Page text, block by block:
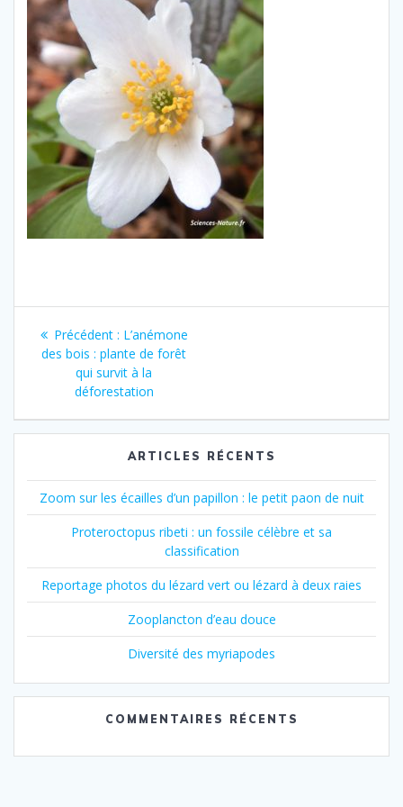
Navigation
de
l’article
Précédent : Article
précédent
:
L’anémone
des bois : plante de forêt
qui survit à la
déforestation
ARTICLES RÉCENTS
Zoom sur les écailles d’un papillon : le petit paon de nuit
Proteroctopus ribeti : un fossile célèbre et sa
classification
Reportage photos du lézard vert ou lézard à deux raies
Zooplancton d’eau douce
Diversité des myriapodes
COMMENTAIRES RÉCENTS